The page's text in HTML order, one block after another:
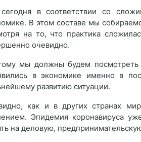
в соответствии со
В этом составе мы
на то, что практика
очевидно.
мы должны будем посмотреть
в экономике именно в
развитию ситуации.
как и в других странах
Эпидемия коронавируса
на деловую,